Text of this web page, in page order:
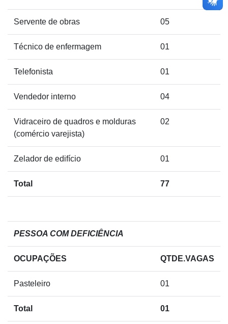
Servente de obras 05
Técnico de enfermagem 01
Telefonista 01
Vendedor interno 04
Vidraceiro de quadros e molduras
(comércio varejista)
02
Zelador de edifício 01
Total 77
PESSOA COM DEFICIÊNCIA
OCUPAÇÕES QTDE.VAGAS
Pasteleiro 01
Total 01